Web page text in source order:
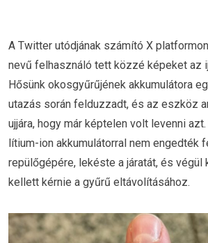
A Twitter utódjának számító X
nevű felhasználó tett közzé képeket az
Hősünk okosgyűrűjének akkumulátora
utazás során felduzzadt, és az eszköz
ujjára, hogy már képtelen volt levenni
lítium-ion akkumulátorral nem engedték
repülőgépére, lekéste a járatát, és
kellett kérnie a gyűrű eltávolításához.